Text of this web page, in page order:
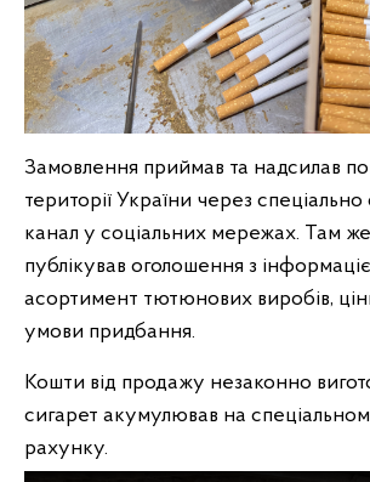
Замовлення приймав та надсилав
території України через
канал у соціальних мережах. Там
публікував оголошення з
асортимент тютюнових виробів,
умови придбання.
Кошти від продажу незаконно
сигарет акумулював на
рахунку.